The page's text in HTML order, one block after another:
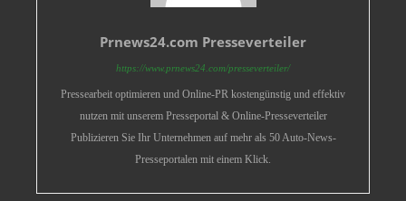
Prnews24.com Presseverteiler
https://www.prnews24.com/presseverteiler/
Pressearbeit optimieren und Online-PR kostengünstig und effektiv
nutzen mit unserem Presseportal & Online-Presseverteiler
Publizieren Sie Ihr Unternehmen auf mehr als 50 Auto-News-
Presseportalen mit einem Klick.